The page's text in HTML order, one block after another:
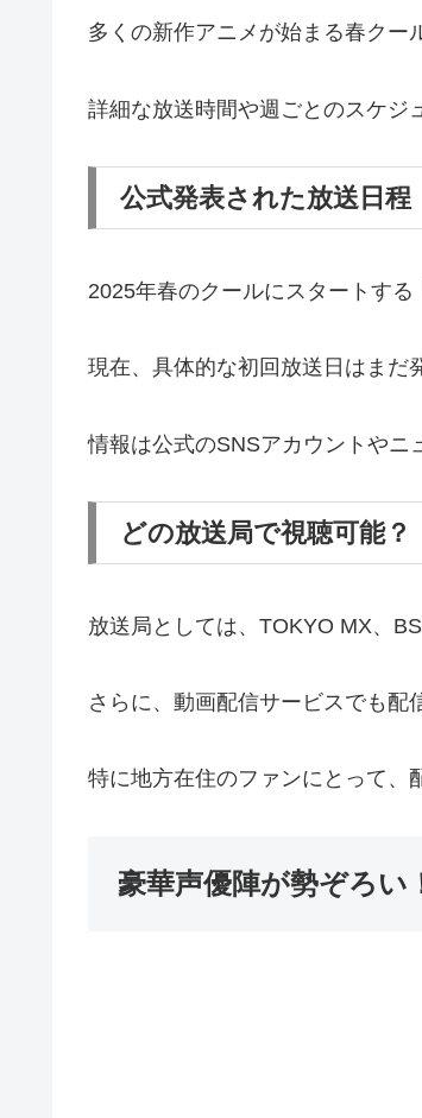
多くの新作アニメが始まる春クー
詳細な放送時間や週ごとのスケジ
公式発表された放送日程
2025年春のクールにスタートする
現在、具体的な初回放送日はまだ
情報は公式のSNSアカウントやニ
どの放送局で視聴可能？
放送局としては、TOKYO MX、
さらに、動画配信サービスでも配
特に地方在住のファンにとって、
豪華声優陣が勢ぞろい